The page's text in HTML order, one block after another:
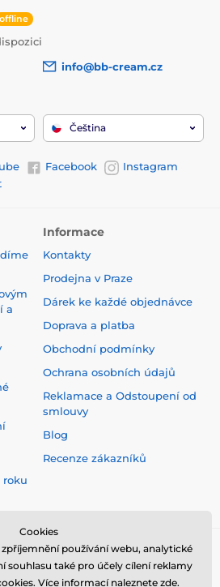
offline
info@bb-cream.cz
Čeština
Facebook
Instagram
a
roku
Informace
Kontakty
Prodejna v Praze
Dárek ke každé objednávce
Doprava a platba
Obchodní podmínky
Ochrana osobních údajů
Reklamace a Odstoupení od
smlouvy
Blog
Recenze zákazníků
Cookies
používání webu, analytické
souhlasu také pro účely cílení reklamy
Více informací naleznete zde.